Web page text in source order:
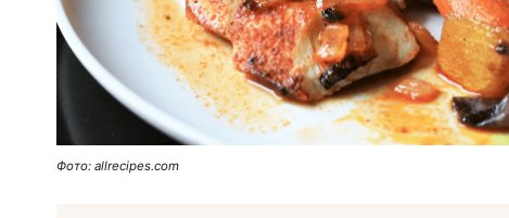
Фото: allrecipes.com